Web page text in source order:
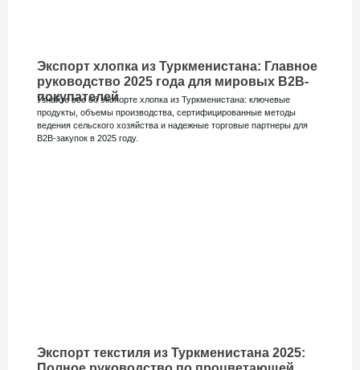
Экспорт хлопка из Туркменистана: Главное
руководство 2025 года для мировых B2B-
покупателей
Узнайте все об экспорте хлопка из Туркменистана: ключевые
продукты, объемы производства, сертифицированные методы
ведения сельского хозяйства и надежные торговые партнеры для
B2B-закупок в 2025 году.
Экспорт текстиля из Туркменистана 2025: